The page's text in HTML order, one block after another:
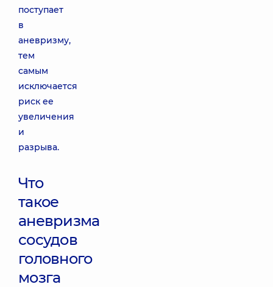
поступает
в
аневризму,
тем
самым
исключается
риск ее
увеличения
и
разрыва.
Что
такое
аневризма
сосудов
головного
мозга